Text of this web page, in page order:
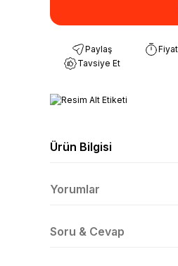
Paylaş
Tavsiye Et
Ürün Bilgisi
Yorumlar
Soru & Cevap